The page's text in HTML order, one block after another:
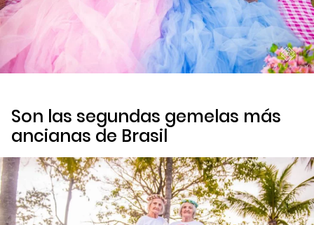
Son las segundas gemelas más
ancianas de Brasil